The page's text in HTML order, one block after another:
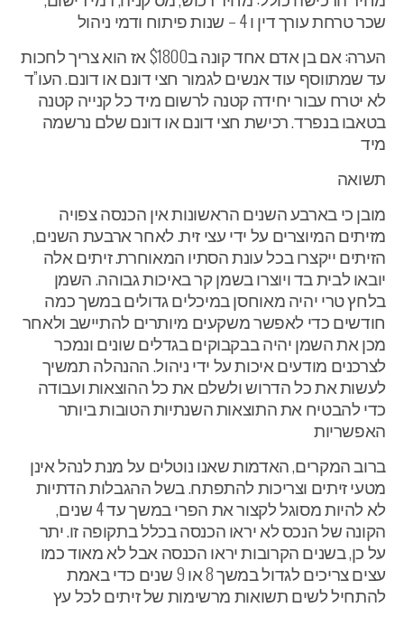
שכר טרחת עורך דין ו 4 – שנות פיתוח ודמי ניהול
הערה: אם בן אדם אחד קונה ב$1800 אז הוא צריך לחכות
עד שמתווסף עוד אנשים לגמור חצי דונם או דונם. העו”ד
לא יטרח עבור יחידה קטנה לרשום מיד כל קנייה קטנה
בטאבו בנפרד. רכישת חצי דונם או דונם שלם נרשמה
מיד
תשואה
מובן כי בארבע השנים הראשונות אין הכנסה צפויה
מזיתים המיוצרים על ידי עצי זית. לאחר ארבעת השנים,
הזיתים ייקצרו בכל עונת הסתיו המאוחרת. זיתים אלה
יובאו לבית בד ויוצרו בשמן קר באיכות גבוהה. השמן
בלחץ טרי יהיה מאוחסן במיכלים גדולים במשך כמה
חודשים כדי לאפשר משקעים מיותרים להתיישב ולאחר
מכן את השמן יהיה בבקבוקים בגדלים שונים ונמכר
לצרכנים מודעים איכות על ידי ניהול. ההנהלה תמשיך
לעשות את כל הדרוש ולשלם את כל ההוצאות ועבודה
כדי להבטיח את התוצאות השנתיות הטובות ביותר
האפשריות
ברוב המקרים, האדמות שאנו נוטלים על מנת לנהל אינן
מטעי זיתים וצריכות להתפתח. בשל ההגבלות הדתיות
לא להיות מסוגל לקצור את הפרי במשך עד 4 שנים,
הקונה של הנכס לא יראו הכנסה בכלל בתקופה זו. יתר
על כן, בשנים הקרובות יראו הכנסה אבל לא מאוד כמו
עצים צריכים לגדול במשך 8 או 9 שנים כדי באמת
להתחיל לשים תשואות מרשימות של זיתים לכל עץ